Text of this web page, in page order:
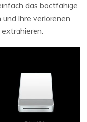
das bootfähige
Ihre verlorenen